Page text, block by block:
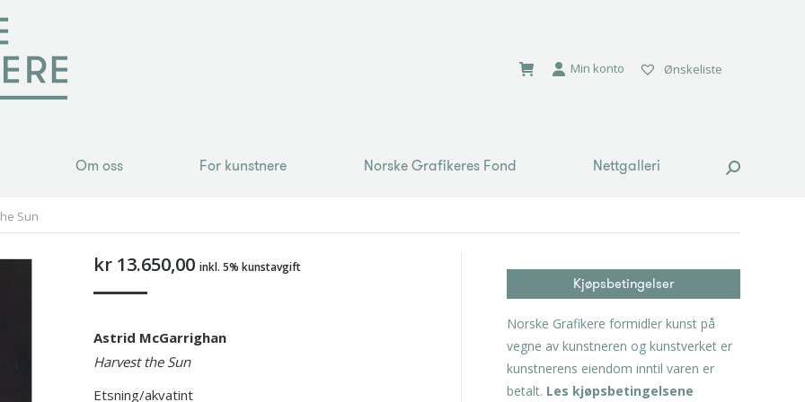
Min konto Ønskeliste
Om oss For kunstnere Norske Grafikeres Fond Nettgalleri Search:
Sun
kr13.650,00 inkl. 5% kunstavgift
Astrid McGarrighan
Harvest the Sun
Etsning/akvatint
Kjøpsbetingelser
Norske Grafikere formidler kunst på
vegne av kunstneren og kunstverket er
kunstnerens eiendom inntil varen er
betalt. Les kjøpsbetingelsene